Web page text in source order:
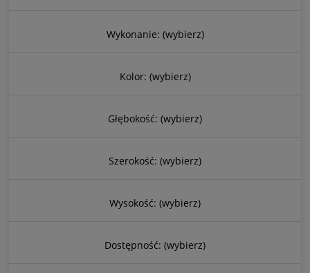
Wykonanie: (wybierz)
Kolor: (wybierz)
Głębokość: (wybierz)
Szerokość: (wybierz)
Wysokość: (wybierz)
Dostępność: (wybierz)